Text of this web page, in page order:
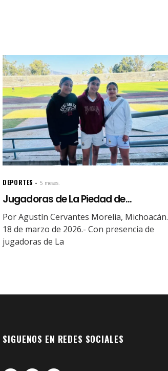
DEPORTES 5 meses.
Jugadoras de La Piedad de...
Por Agustín Cervantes Morelia, Michoacán.
18 de marzo de 2026.- Con presencia de
jugadoras de La
SIGUENOS EN REDES SOCIALES